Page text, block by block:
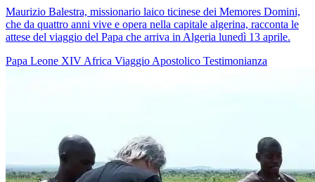
Maurizio Balestra, missionario laico ticinese dei Memores Domini,
che da quattro anni vive e opera nella capitale algerina, racconta le
attese del viaggio del Papa che arriva in Algeria lunedì 13 aprile.
Papa Leone XIV Africa Viaggio Apostolico Testimonianza